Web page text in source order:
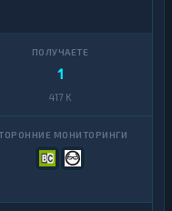
1
417 K